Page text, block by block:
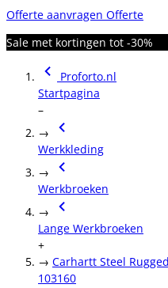
Offerte aanvragen Offerte
Sale met kortingen tot -30%
Proforto.nl
Startpagina
–
→
Werkkleding
→
Werkbroeken
→
Lange Werkbroeken
+
→ Carhartt Steel
103160